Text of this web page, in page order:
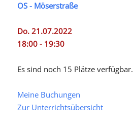
OS - Möserstraße
Do. 21.07.2022
18:00 - 19:30
Es sind noch 15 Plätze verfügbar.
Meine Buchungen
Zur Unterrichtsübersicht